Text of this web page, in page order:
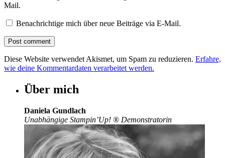
Mail.
Benachrichtige mich über neue Beiträge via E-Mail.
Diese Website verwendet Akismet, um Spam zu reduzieren. Erfahre,
wie deine Kommentardaten verarbeitet werden.
Über mich
Daniela Gundlach
Unabhängige Stampin’Up! ® Demonstratorin